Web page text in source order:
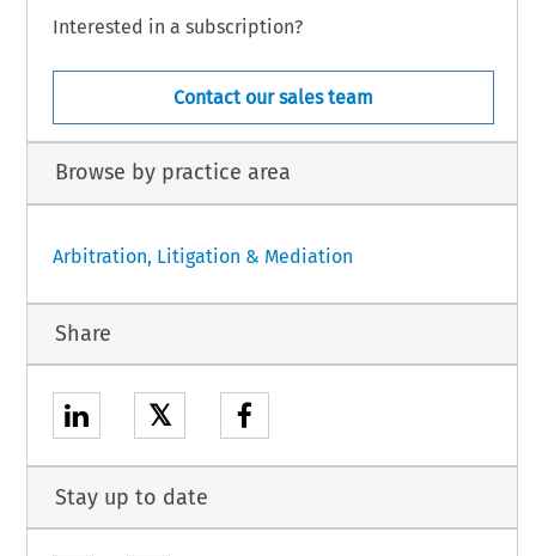
Interested in a subscription?
Contact our sales team
Browse by practice area
Arbitration, Litigation & Mediation
Share
𝕏
Stay up to date